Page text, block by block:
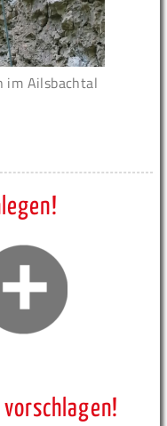
im Ailsbachtal